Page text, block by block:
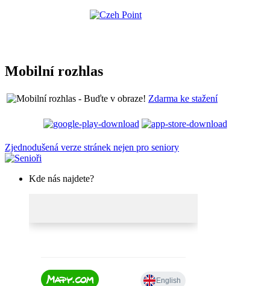
Mobilní rozhlas
Zdarma ke stažení
Zjednodušená verze stránek nejen pro seniory
Kde nás najdete?